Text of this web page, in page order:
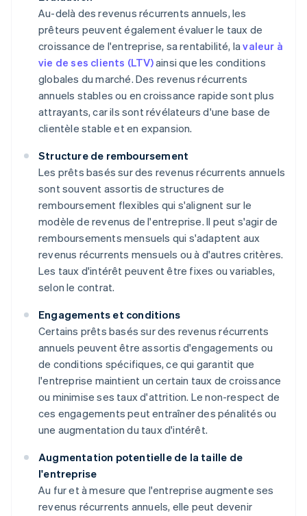
Au-delà des revenus récurrents annuels, les
prêteurs peuvent également évaluer le taux de
croissance de l'entreprise, sa rentabilité, lavaleur à
vie de ses clients (LTV)ainsi que les conditions
globales du marché. Des revenus récurrents
annuels stables ou en croissance rapide sont plus
attrayants, car ils sont révélateurs d'une base de
clientèle stable et en expansion.
Structure de remboursement
Les prêts basés sur des revenus récurrents annuels
sont souvent assortis de structures de
remboursement flexibles qui s'alignent sur le
modèle de revenus de l'entreprise. Il peut s'agir de
remboursements mensuels qui s'adaptent aux
revenus récurrents mensuels ou à d'autres critères.
Les taux d'intérêt peuvent être fixes ou variables,
selon le contrat.
Engagements et conditions
Certains prêts basés sur des revenus récurrents
annuels peuvent être assortis d'engagements ou
de conditions spécifiques, ce qui garantit que
l'entreprise maintient un certain taux de croissance
ou minimise ses taux d'attrition. Le non-respect de
ces engagements peut entraîner des pénalités ou
une augmentation du taux d'intérêt.
Augmentation potentielle de la taille de
l'entreprise
Au fur et à mesure que l'entreprise augmente ses
revenus récurrents annuels, elle peut devenir